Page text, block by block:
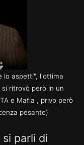
lo aspetti", l'ottima
ritrovò però in un
e Mafia , privo però
pesante)
parli di